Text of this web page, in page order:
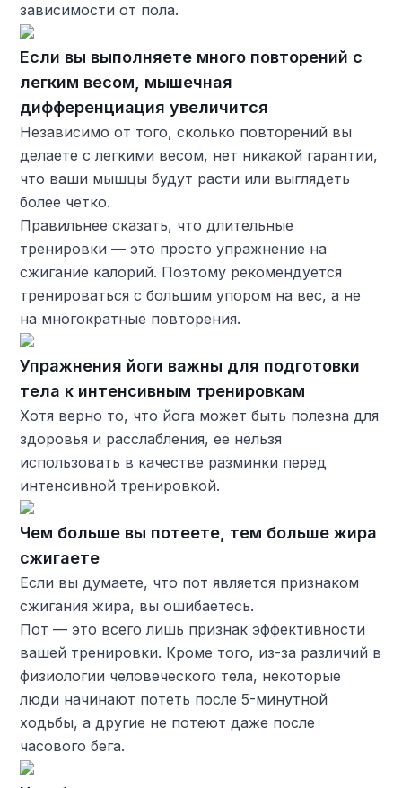
зависимости от пола.
Если вы выполняете много повторений с
легким весом, мышечная
дифференциация увеличится
Независимо от того, сколько повторений вы
делаете с легкими весом, нет никакой гарантии,
что ваши мышцы будут расти или выглядеть
более четко.
Правильнее сказать, что длительные
тренировки — это просто упражнение на
сжигание калорий. Поэтому рекомендуется
тренироваться с большим упором на вес, а не
на многократные повторения.
Упражнения йоги важны для подготовки
тела к интенсивным тренировкам
Хотя верно то, что йога может быть полезна для
здоровья и расслабления, ее нельзя
использовать в качестве разминки перед
интенсивной тренировкой.
Чем больше вы потеете, тем больше жира
сжигаете
Если вы думаете, что пот является признаком
сжигания жира, вы ошибаетесь.
Пот — это всего лишь признак эффективности
вашей тренировки. Кроме того, из-за различий в
физиологии человеческого тела, некоторые
люди начинают потеть после 5-минутной
ходьбы, а другие не потеют даже после
часового бега.